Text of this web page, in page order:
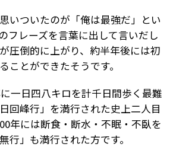
いついたのが「俺は最強だ」とい
フレーズを言葉に出して言いだし
圧倒的に上がり、約半年後には初
ことができたそうです。
一日四八キロを計千日間歩く最難
回峰行」を満行された史上二人目
年には断食・断水・不眠・不臥を
行」も満行された方です。